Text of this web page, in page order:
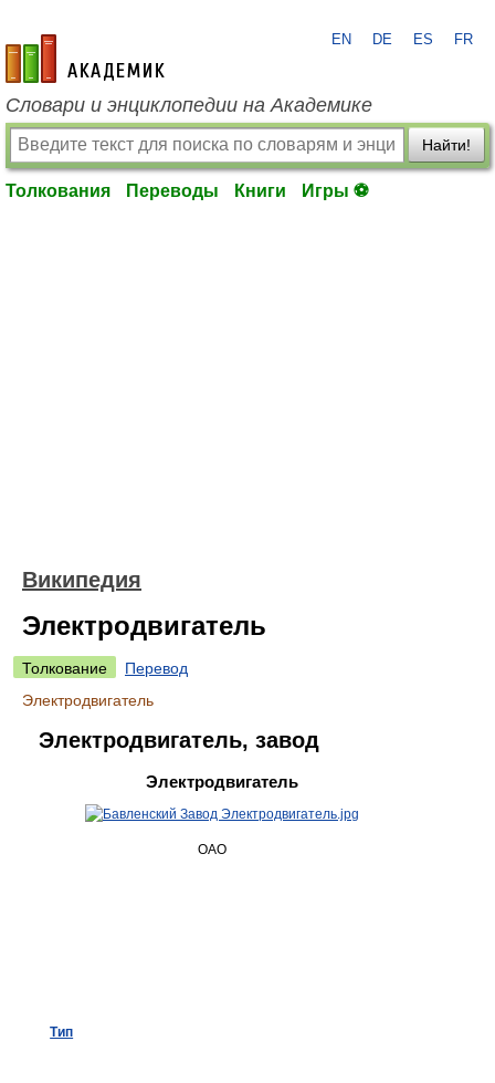
academic.ru
EN DE ES FR
Словари и энциклопедии на Академике
Найти!
Толкования Переводы Книги Игры ⚽
Википедия
Электродвигатель
Толкование
Перевод
Электродвигатель
Электродвигатель, завод
Электродвигатель
Тип
ОАО